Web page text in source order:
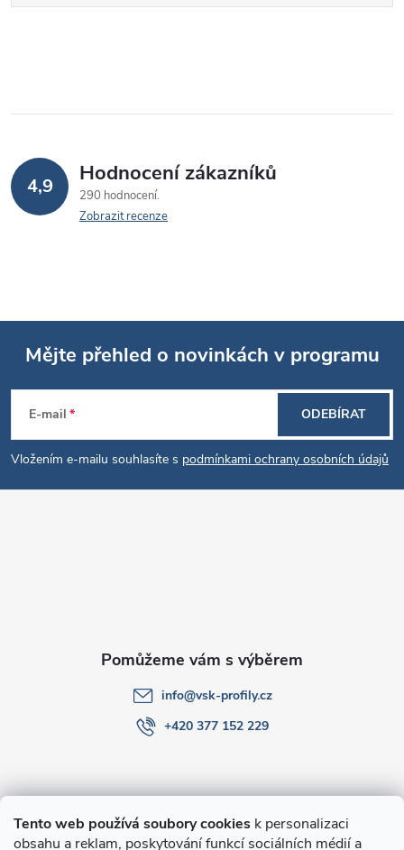
Tento web používá soubory cookies k personalizaci
obsahu a reklam, poskytování funkcí sociálních médií a
4,9 Hodnocení zákazníků
290 hodnocení
Zobrazit recenze
Z
á
p
Mějte přehled o novinkách v programu
E-mail
Vložením e-mailu souhlasíte s podmínkami ochrany osobních údajů
ODEBÍRAT
info@vsk-profily.cz
+420 377 152 229